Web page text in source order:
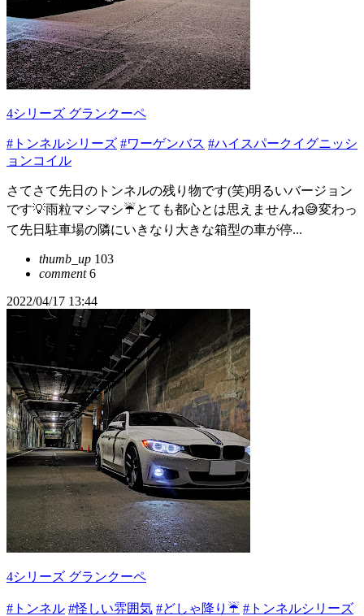
4シリーズ グランクーペ
#トンネルシリーズ #ワーゲンバス #ハイスパークイグニッシ
ョンコイル
さてさて先日のトンネルの残り物です(笑)明るいバージョン
です💡雨粒マシマシ☔とても都心とは思えませんね😅変わっ
て先日駐車場の隣にいきなり大きな箱型の車が停...
thumb_up 103
comment6
2022/04/17 13:44
4シリーズ グランクーペ
#トンネル #怪しい雰囲気 #どしゃ降り☔ #トンネルシリーズ